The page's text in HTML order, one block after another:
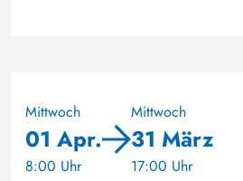
Mittwoch
01 Apr.
8:00 Uhr
Mittwoch
31 März
17:00 Uhr